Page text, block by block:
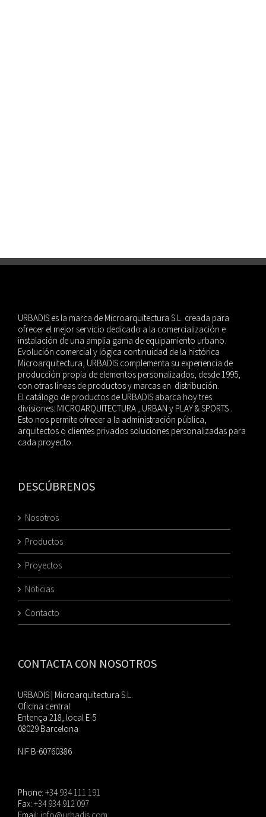
URBADIS es la marca de Microarquitectura S.L. creada para
ofrecer el mejor servicio dedicado a la comercialización e
instalación de una amplia gama de equipamiento urbano.
Evolución comercial y lógica continuidad de la histórica
Microarquitectura, URBADIS complementa su experiencia de
producción propia de elementos personalizados, desde 1995,
con otras líneas de productos y marcas en distribución.
El catálogo de productos de URBADIS abarca hoy tres
divisiones: MICROARQUITECTURA , URBAN y PLAY & SPORTS .
Esto nos permite ofrecer a la administración pública,
arquitectos o clientes privados soluciones personalizadas para
cada proyecto.
DESCÚBRENOS
Nosotros
Productos
Proyectos
Noticias
Contacto
CONTACTA CON NOSOTROS
URBADIS | Microarquitectura S.L.
Oficina central:
Entença 218, local E-5
08029 Barcelona
NIF B-60760386
Phone: +34 934 111 191
Fax: +34 934 912 097